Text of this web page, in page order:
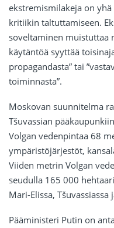
ekstremismilakeja on
kritiikin taltuttamiseen.
soveltaminen muistuttaa
käytäntöä syyttää
propagandasta” tai
toiminnasta”.
Moskovan suunnitelma
Tšuvassian
Volgan vedenpintaa 68
ympäristöjärjestöt,
Viiden metrin Volgan
seudulla 165 000
Mari-Elissa,
Pääministeri Putin on